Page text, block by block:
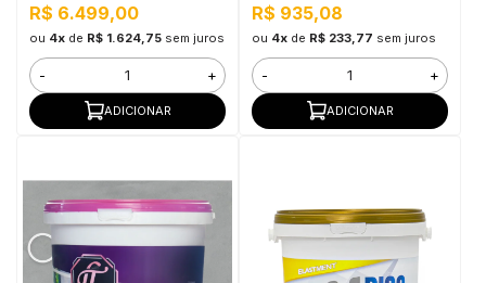
R$ 6.499,00
ou 4xde R$ 1.624,75 sem juros
- +
ADICIONAR
R$ 935,08
ou 4xde R$ 233,77 sem juros
- +
ADICIONAR